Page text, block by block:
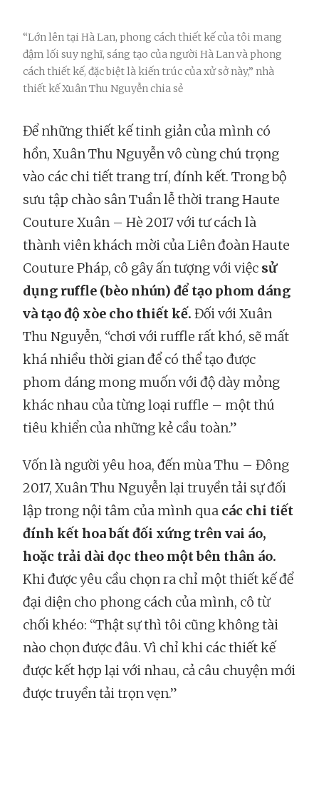
“Lớn lên tại Hà Lan, phong cách thiết kế của tôi mang
đậm lối suy nghĩ, sáng tạo của người Hà Lan và phong
cách thiết kế, đặc biệt là kiến trúc của xử sở này,” nhà
thiết kế Xuân Thu Nguyễn chia sẻ
Để những thiết kế tinh giản của mình có
hồn, Xuân Thu Nguyễn vô cùng chú trọng
vào các chi tiết trang trí, đính kết. Trong bộ
sưu tập chào sân Tuần lễ thời trang Haute
Couture Xuân – Hè 2017 với tư cách là
thành viên khách mời của Liên đoàn Haute
Couture Pháp, cô gây ấn tượng với việc sử
dụng ruffle (bèo nhún) để tạo phom dáng
và tạo độ xòe cho thiết kế. Đối với Xuân
Thu Nguyễn, “chơi với ruffle rất khó, sẽ mất
khá nhiều thời gian để có thể tạo được
phom dáng mong muốn với độ dày mỏng
khác nhau của từng loại ruffle – một thú
tiêu khiển của những kẻ cầu toàn.”
Vốn là người yêu hoa, đến mùa Thu – Đông
2017, Xuân Thu Nguyễn lại truyền tải sự đối
lập trong nội tâm của mình qua các chi tiết
đính kết hoa bất đối xứng trên vai áo,
hoặc trải dài dọc theo một bên thân áo.
Khi được yêu cầu chọn ra chỉ một thiết kế để
đại diện cho phong cách của mình, cô từ
chối khéo: “Thật sự thì tôi cũng không tài
nào chọn được đâu. Vì chỉ khi các thiết kế
được kết hợp lại với nhau, cả câu chuyện mới
được truyền tải trọn vẹn.”